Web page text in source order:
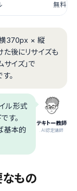
無料
横370px × 縦
た後にリサイズも
サイズ」で
。
テキトー教師
.AI認定講師
ル形式
す。
基本的
もの